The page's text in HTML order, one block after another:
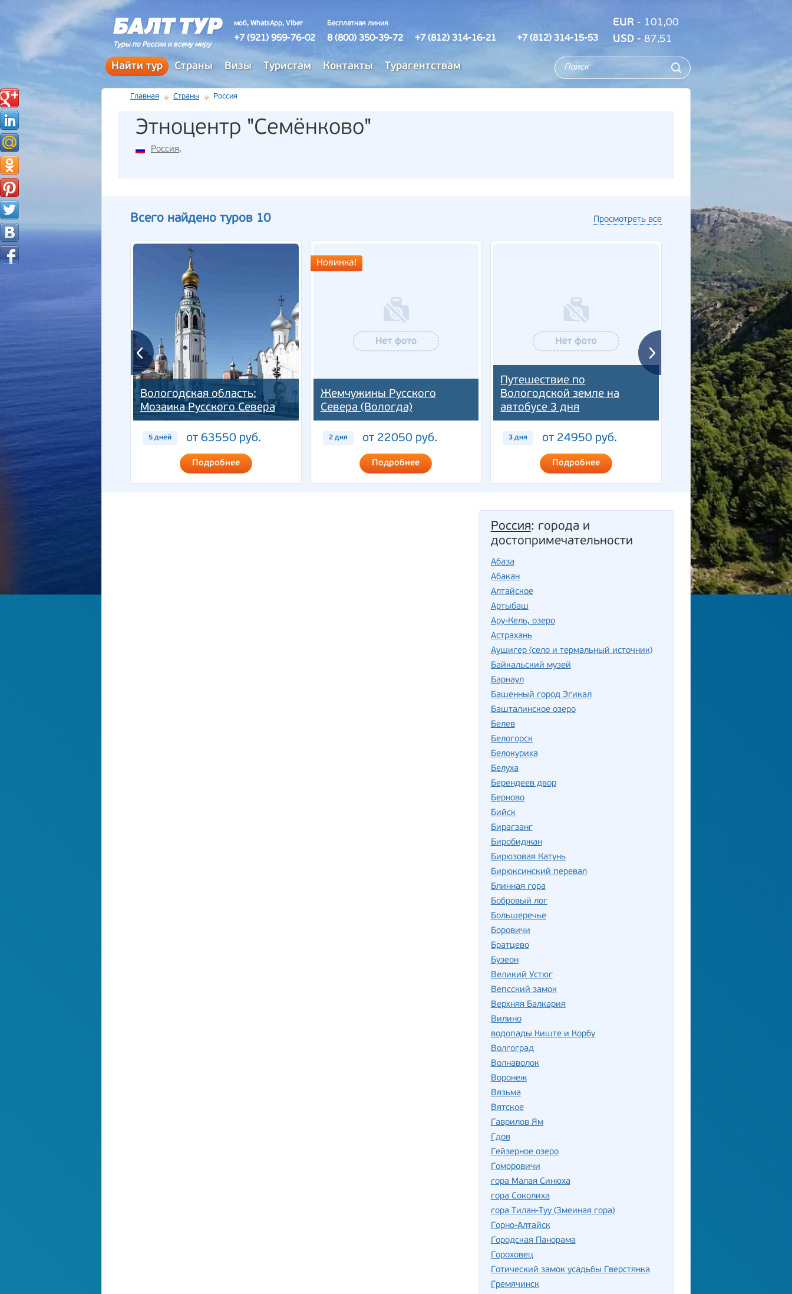
Туры по России и всему миру
моб, WhatsApp, Viber
+7 (921) 959-76-02
Бесплатная линия
8 (800) 350-39-72 +7 (812) 314-16-21 +7 (812) 314-15-53
EUR - 101,00
USD - 87,51
Найти тур Страны Визы Туристам Контакты Турагентствам
Главная Страны Россия
Этноцентр "Семёнково"
Россия,
Всего найдено туров 10 Просмотреть все
Вологодская область:
Мозаика Русского Севера
5 дней от 63550 руб.
Подробнее
Жемчужины Русского
Севера (Вологда)
Новинка!
2 дня от 22050 руб.
Подробнее
Путешествие по
Вологодской земле на
автобусе 3 дня
3 дня от 24950 руб.
Подробнее
Гастрономическое
путешествие в
Клюква в сахаре "
Новинка!
2 дня от 20500
Подробнее
Россия: города и
достопримечательности
Абаза
Абакан
Алтайское
Артыбаш
Ару-Кель, озеро
Астрахань
Аушигер (село и термальный источник)
Байкальский музей
Барнаул
Башенный город Эгикал
Башталинское озеро
Белев
Белогорск
Белокуриха
Белуха
Берендеев двор
Берново
Бийск
Бирагзанг
Биробиджан
Бирюзовая Катунь
Бирюксинский перевал
Блинная гора
Бобровый лог
Большеречье
Боровичи
Братцево
Бузеон
Великий Устюг
Вепсский замок
Верхняя Балкария
Вилино
водопады Киште и Корбу
Волгоград
Волнаволок
Воронеж
Вязьма
Вятское
Гаврилов Ям
Гдов
Гейзерное озеро
Гоморовичи
гора Малая Синюха
гора Соколиха
гора Тилан-Туу (Змеиная гора)
Горно-Алтайск
Городская Панорама
Гороховец
Готический замок усадьбы Гверстянка
Гремячинск